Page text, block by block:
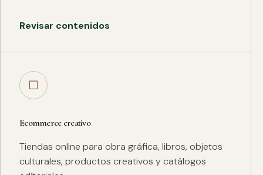
Revisar contenidos
□
Ecommerce creativo
Tiendas online para obra gráfica, libros, objetos
culturales, productos creativos y catálogos